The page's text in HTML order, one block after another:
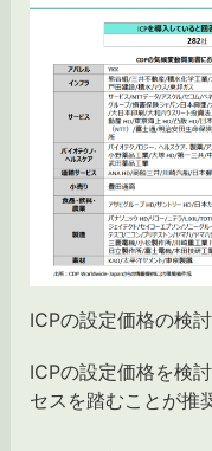
ICPの設定価格の検討
ICPの設定価格を検
セスを踏むことが推